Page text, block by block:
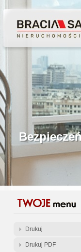
Gratis -
Drukuj
Drukuj PDF